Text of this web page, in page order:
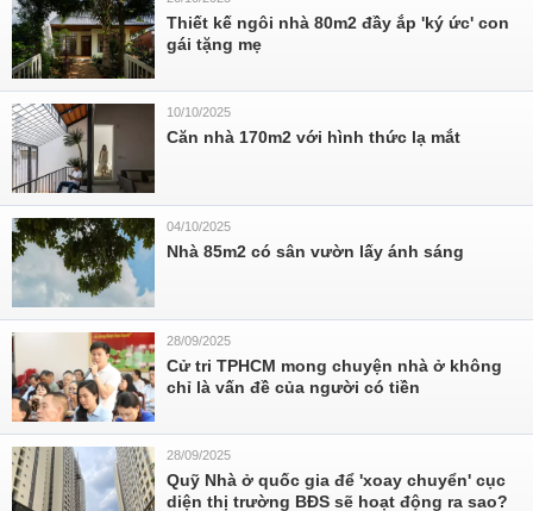
Thiết kế ngôi nhà 80m2 đầy ắp 'ký ức' con
gái tặng mẹ
10/10/2025
Căn nhà 170m2 với hình thức lạ mắt
04/10/2025
Nhà 85m2 có sân vườn lấy ánh sáng
28/09/2025
Cử tri TPHCM mong chuyện nhà ở không
chỉ là vấn đề của người có tiền
28/09/2025
Quỹ Nhà ở quốc gia để 'xoay chuyển' cục
diện thị trường BĐS sẽ hoạt động ra sao?